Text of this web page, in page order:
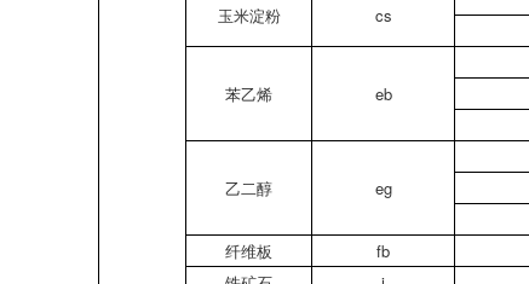
玉米淀粉 cs
苯乙烯 eb
乙二醇 eg
纤维板
fb